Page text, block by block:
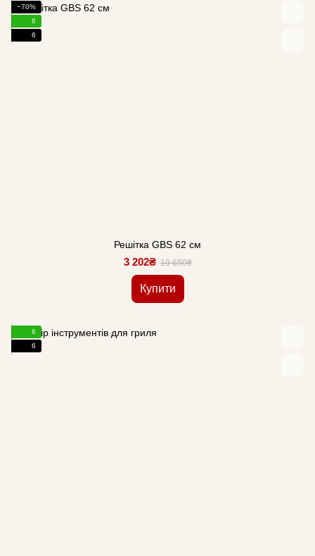
−70%
6
6
Решітка GBS 62 см
3 202₴ 10 650₴
Купити
6
6